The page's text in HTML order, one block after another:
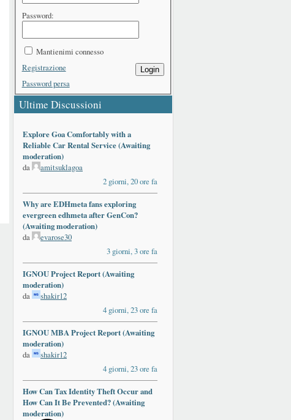
Password:
Mantienimi connesso
Login
Registrazione
Password persa
Ultime Discussioni
Explore Goa Comfortably with a
Reliable Car Rental Service (Awaiting
moderation)
da
amitsuklagoa
2 giorni, 20 ore fa
Why are EDHmeta fans exploring
evergreen edhmeta after GenCon?
(Awaiting moderation)
da
evarose30
3 giorni, 3 ore fa
IGNOU Project Report (Awaiting
moderation)
da
shakir12
4 giorni, 23 ore fa
IGNOU MBA Project Report (Awaiting
moderation)
da
shakir12
4 giorni, 23 ore fa
How Can Tax Identity Theft Occur and
How Can It Be Prevented? (Awaiting
moderation)